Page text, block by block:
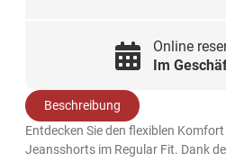
Online
Im
Beschreibung
Entdecken Sie den flexiblen
Jeansshorts im Regular Fit. Dank